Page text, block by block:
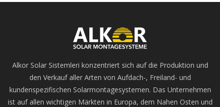
Alkor Solar Sistemleri konzentriert sich auf die Produktion und
den Verkauf aller Arten von Aufdach-, Freiland- und
kundenspezifischen Solarmontagesystemen. Das Unternehmen
ist auf allen wichtigen Märkten in Europa, dem Nahen Osten und